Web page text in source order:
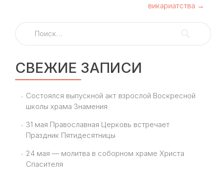
викариатства →
Найти:
СВЕЖИЕ ЗАПИСИ
Состоялся выпускной акт взрослой Воскресной
школы храма Знамения
31 мая Православная Церковь встречает
Праздник Пятидесятницы
24 мая — молитва в соборном храме Христа
Спасителя